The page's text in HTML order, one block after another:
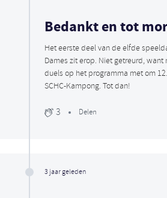
Bedankt en tot
Het eerste deel van de elfde
Dames zit erop. Niet getreurd,
duels op het programma met om
SCHC-Kampong. Tot dan!
3 Delen
3 jaar geleden